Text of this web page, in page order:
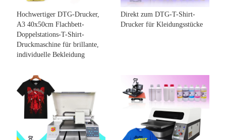
Hochwertiger DTG-Drucker,
A3 40x50cm Flachbett-
Doppelstations-T-Shirt-
Druckmaschine für brillante,
individuelle Bekleidung
Direkt zum DTG-T-Shirt-
Drucker für Kleidungsstücke